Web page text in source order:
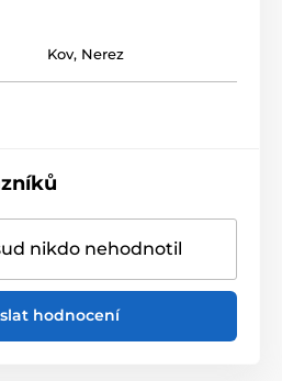
Kov, Nerez
nikdo nehodnotil
hodnocení